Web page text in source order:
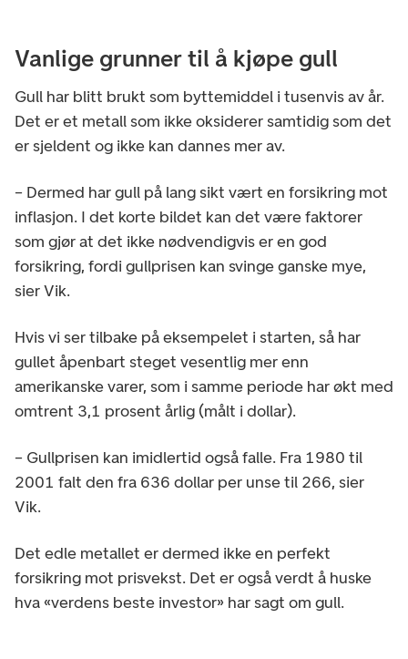
Vanlige grunner til å kjøpe gull
Gull har blitt brukt som byttemiddel i tusenvis av år.
Det er et metall som ikke oksiderer samtidig som det
er sjeldent og ikke kan dannes mer av.
– Dermed har gull på lang sikt vært en forsikring mot
inflasjon. I det korte bildet kan det være faktorer
som gjør at det ikke nødvendigvis er en god
forsikring, fordi gullprisen kan svinge ganske mye,
sier Vik.
Hvis vi ser tilbake på eksempelet i starten, så har
gullet åpenbart steget vesentlig mer enn
amerikanske varer, som i samme periode har økt med
omtrent 3,1 prosent årlig (målt i dollar).
– Gullprisen kan imidlertid også falle. Fra 1980 til
2001 falt den fra 636 dollar per unse til 266, sier
Vik.
Det edle metallet er dermed ikke en perfekt
forsikring mot prisvekst. Det er også verdt å huske
hva «verdens beste investor» har sagt om gull.